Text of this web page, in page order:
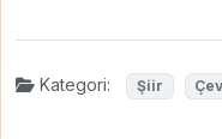
Kategori: Şiir